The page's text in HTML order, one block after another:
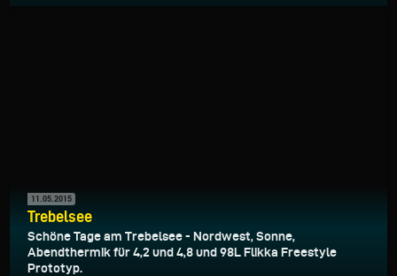
11.05.2015
Trebelsee
Schöne Tage am Trebelsee - Nordwest, Sonne,
Abendthermik für 4,2 und 4,8 und 98L Flikka Freestyle
Prototyp.